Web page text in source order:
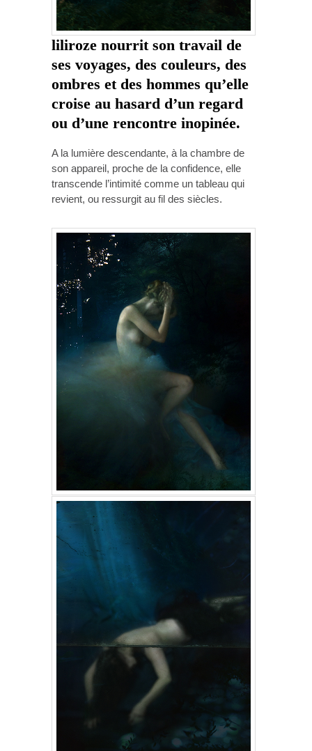
liliroze nourrit son travail de
ses voyages, des couleurs, des
ombres et des hommes qu’elle
croise au hasard d’un regard
ou d’une rencontre inopinée.
A la lumière descendante, à la chambre de
son appareil, proche de la confidence, elle
transcende l’intimité comme un tableau qui
revient, ou ressurgit au fil des siècles.